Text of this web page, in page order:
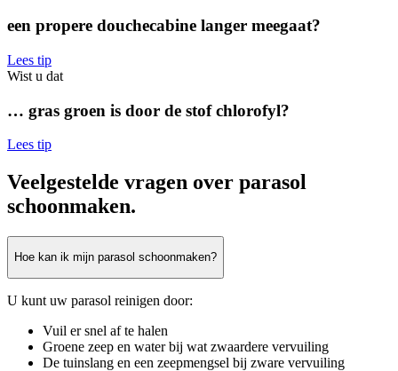
een propere douchecabine langer meegaat?
Lees tip
Wist u dat
… gras groen is door de stof chlorofyl?
Lees tip
Veelgestelde vragen over parasol
schoonmaken.
Hoe kan ik mijn parasol schoonmaken?
U kunt uw parasol reinigen door:
Vuil er snel af te halen
Groene zeep en water bij wat zwaardere vervuiling
De tuinslang en een zeepmengsel bij zware vervuiling